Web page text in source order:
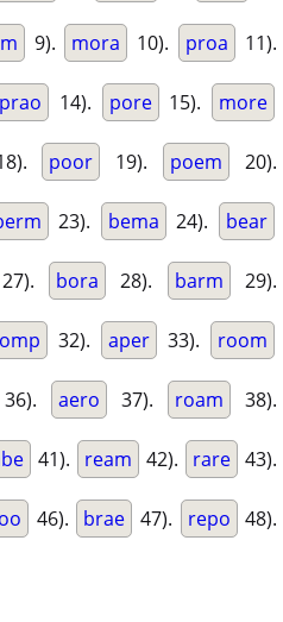
9). mora 10). proa 11).
prao 14). pore 15). more
poor 19). poem 20).
23). bema 24). bear
27). bora 28). barm 29).
32). aper 33). room
36). aero 37). roam 38).
41). ream 42). rare 43).
46). brae 47). repo 48).